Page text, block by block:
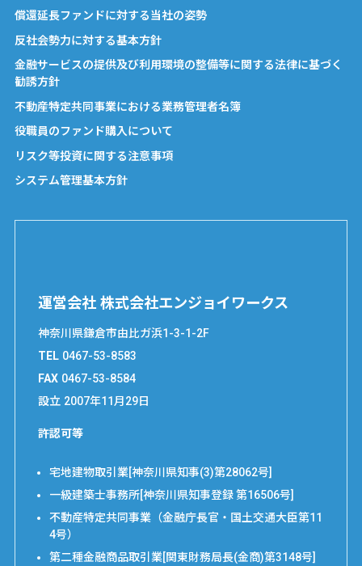
償還延長ファンドに対する当社の姿勢
反社会勢力に対する基本方針
金融サービスの提供及び利用環境の整備等に関する法律に基づく
勧誘方針
不動産特定共同事業における業務管理者名簿
役職員のファンド購入について
リスク等投資に関する注意事項
システム管理基本方針
運営会社 株式会社エンジョイワークス
神奈川県鎌倉市由比ガ浜1-3-1-2F
TEL 0467-53-8583
FAX 0467-53-8584
設立 2007年11月29日
許認可等
宅地建物取引業[神奈川県知事(3)第28062号]
一級建築士事務所[神奈川県知事登録 第16506号]
不動産特定共同事業（金融庁長官・国土交通大臣第11
4号）
第二種金融商品取引業[関東財務局長(金商)第3148号]